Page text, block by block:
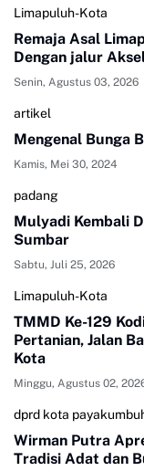
Limapuluh-Kota
Remaja Asal
Dengan jalur
Senin, Agustus 03, 2026
artikel
Mengenal Bunga
Kamis, Mei 30, 2024
padang
Mulyadi Kembali
Sumbar
Sabtu, Juli 25, 2026
Limapuluh-Kota
TMMD Ke-129
Pertanian, Jalan
Kota
Minggu, Agustus 02,
dprd kota
Wirman Putra
Tradisi Adat dan